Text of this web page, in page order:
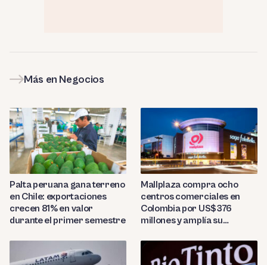
Más en Negocios
Palta peruana gana terreno
en Chile: exportaciones
crecen 81% en valor
durante el primer semestre
Mallplaza compra ocho
centros comerciales en
Colombia por US$376
millones y amplía su